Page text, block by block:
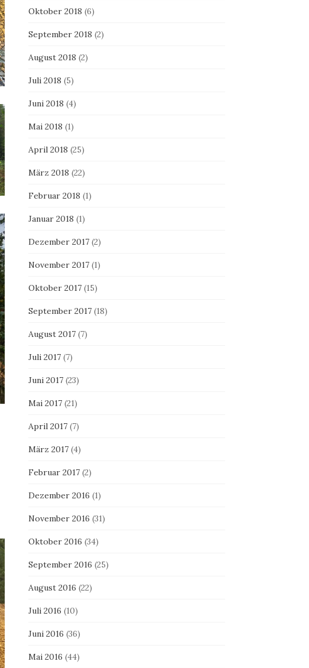
Oktober 2018 (6)
September 2018 (2)
August 2018 (2)
Juli 2018 (5)
Juni 2018 (4)
Mai 2018 (1)
April 2018 (25)
März 2018 (22)
Februar 2018 (1)
Januar 2018 (1)
Dezember 2017(2)
November 2017(1)
Oktober 2017(15)
September 2017(18)
August 2017(7)
Juli 2017(7)
Juni 2017(23)
Mai 2017(21)
April 2017(7)
März 2017(4)
Februar 2017(2)
Dezember 2016 (1)
November 2016 (31)
Oktober 2016 (34)
September 2016 (25)
August 2016 (22)
Juli 2016 (10)
Juni 2016 (36)
Mai 2016 (44)